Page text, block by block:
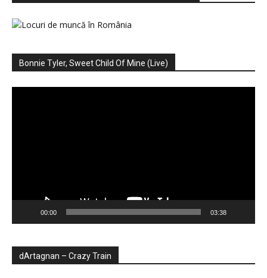
Bonnie Tyler, Sweet Child Of Mine (Live)
00:00 03:38
dArtagnan – Crazy Train